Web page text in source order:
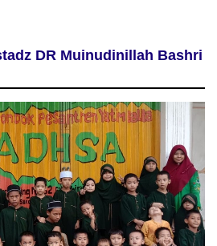
DR Muinudinillah Bashri